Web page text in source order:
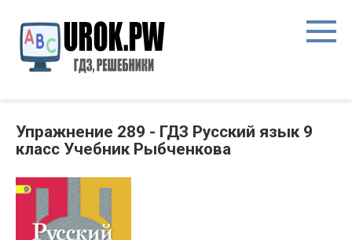
Упражнение 289 - ГДЗ Русский язык 9
класс Учебник Рыбченкова